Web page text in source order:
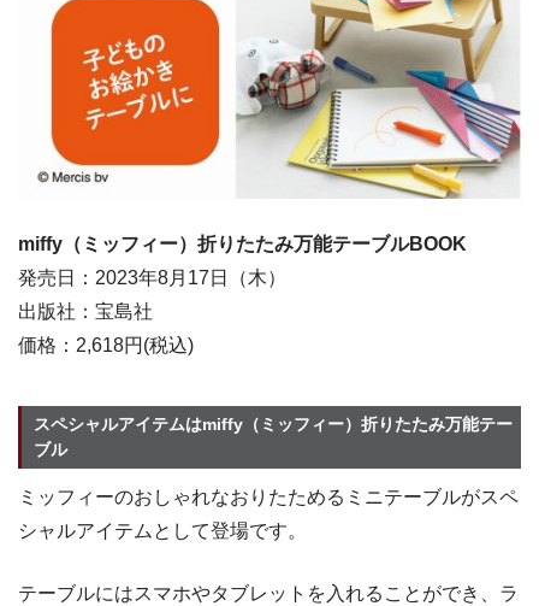
miffy（ミッフィー）折りたたみ万能テーブルBOOK
発売日：2023年8月17日（木）
出版社：宝島社
価格：2,618円(税込)
スペシャルアイテムはmiffy（ミッフィー）折りたたみ万能テー
ブル
ミッフィーのおしゃれなおりたためるミニテーブルがスペ
シャルアイテムとして登場です。
テーブルにはスマホやタブレットを入れることができ、ラ